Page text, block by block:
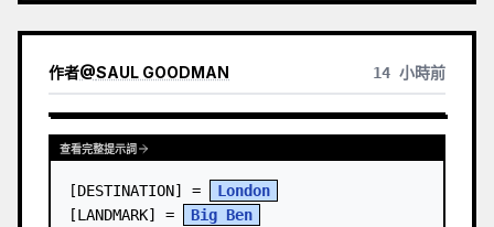
作者@SAUL GOODMAN 14 小時前
查看完整提示詞
[DESTINATION] =
London
[LANDMARK] =
Big Ben